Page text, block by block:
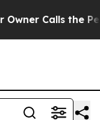
Calls the People